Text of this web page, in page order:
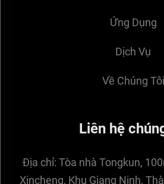
Ứng Dụng
Dịch Vụ
Về Chúng Tôi
Liên hệ
Địa chỉ: Tòa nhà Tongkun,
Xincheng, Khu Giang Ninh,